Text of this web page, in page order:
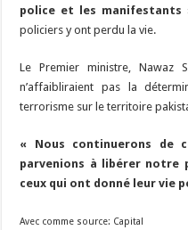
police et les manifestants
policiers y ont perdu la vie.
Le Premier ministre, Nawaz
n’affaibliraient pas la
terrorisme sur le territoire
« Nous continuerons de
parvenions à libérer notre
ceux qui ont donné leur vie
Avec comme source: Capital